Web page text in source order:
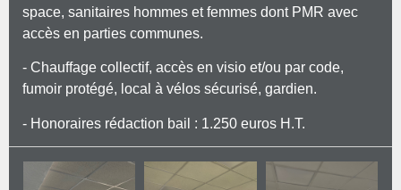
space, sanitaires hommes et femmes dont PMR avec
accès en parties communes.
- Chauffage collectif, accès en visio et/ou par code,
fumoir protégé, local à vélos sécurisé, gardien.
- Honoraires rédaction bail : 1.250 euros H.T.